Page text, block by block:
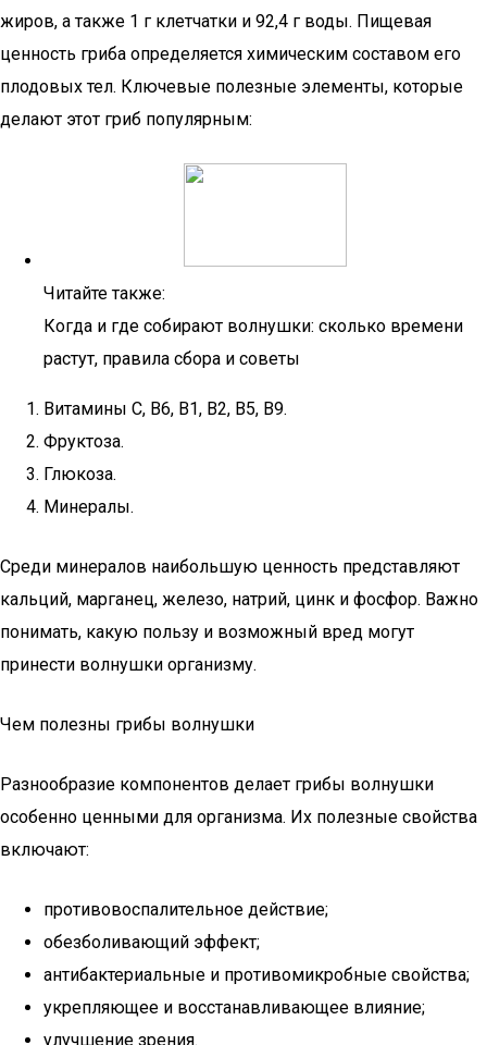
жиров, а также 1 г клетчатки и 92,4 г воды. Пищевая
ценность гриба определяется химическим составом его
плодовых тел. Ключевые полезные элементы, которые
делают этот гриб популярным:
Читайте также:
Когда и где собирают волнушки: сколько времени
растут, правила сбора и советы
Витамины С, В6, В1, В2, В5, В9.
Фруктоза.
Глюкоза.
Минералы.
Среди минералов наибольшую ценность представляют
кальций, марганец, железо, натрий, цинк и фосфор. Важно
понимать, какую пользу и возможный вред могут
принести волнушки организму.
Чем полезны грибы волнушки
Разнообразие компонентов делает грибы волнушки
особенно ценными для организма. Их полезные свойства
включают:
противовоспалительное действие;
обезболивающий эффект;
антибактериальные и противомикробные свойства;
укрепляющее и восстанавливающее влияние;
улучшение зрения.